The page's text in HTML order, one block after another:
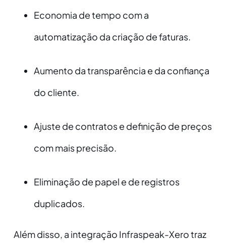
Economia de tempo com a
automatização da criação de faturas.
Aumento da transparência e da confiança
do cliente.
Ajuste de contratos e definição de preços
com mais precisão.
Eliminação de papel e de registros
duplicados.
Além disso, a integração Infraspeak-Xero traz